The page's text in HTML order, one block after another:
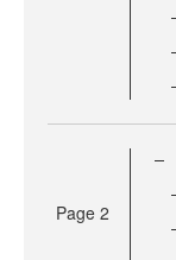
Page 2